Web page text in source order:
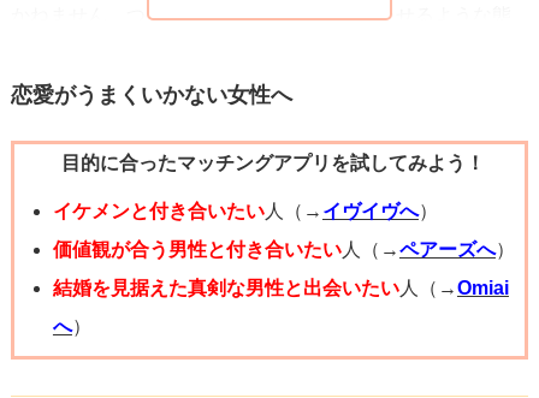
かねません。つまり、後輩くんに期待をもたせるような態
が今後も平和にいく手段なのかなと思います。おそらく相
た言葉で仲の良い後輩くんを傷つけてしまうのではないか
と心配している部分もあるのではないでしょうか？
恋愛に傷は付きものです。相手がどうとらえるか？は相手
次第なので、相談者様と彼氏さんが幸せに過ごすためにも
後輩くんにはきちんと事実を伝えるべきです。
相談者さまの幸せを願っております。
恋愛がうまくいかない女性へ
目的に合ったマッチングアプリを試してみよう！
イケメンと付き合いたい人（→ イヴイヴへ）
価値観が合う男性と付き合いたい人（→ペアーズへ）
結婚を見据えた真剣な男性と出会いたい人（→Omiai
へ）